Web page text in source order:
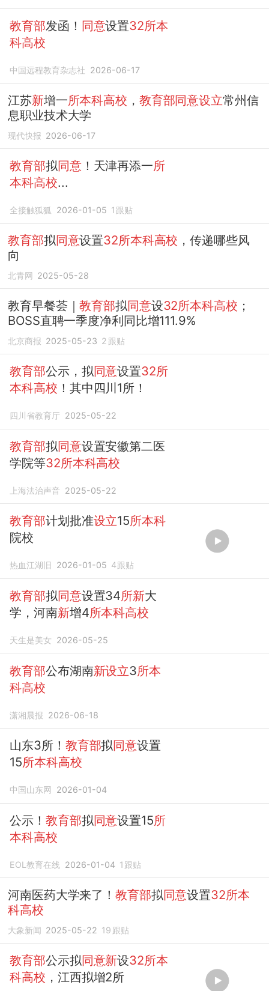
教育部发函！ 同意设置32所本
科高校
中国远程教育杂志社 2026-06-17
江苏新增一所本科高校 ， 教育部同意设立常州信
息职业技术大学
现代快报 2026-06-17
教育部拟同意！天津再添一所
本科高校...
全接触狐狐 2026-01-05 1 跟贴
教育部拟同意设置32所本科高校 ，传递哪些风
向
北青网 2025-05-28
教育早餐荟｜教育部拟同意设32所本科高校 ；
BOSS直聘一季度净利同比增111.9%
北京商报 2025-05-23 2 跟贴
教育部公示，拟同意设置32所
本科高校 ！其中四川1所！
四川省教育厅 2025-05-22
教育部拟同意设置安徽第二医
学院等32所本科高校
上海法治声音 2025-05-22
教育部计划批准设立15所本科
院校
热血江湖旧 2026-01-05 4跟贴
教育部拟同意设置34所新大
学，河南新增4所本科高校
天生是美女 2026-05-25
教育部公布湖南新设立3所本
科高校
潇湘晨报 2026-06-18
山东3所！ 教育部拟同意设置
15所本科高校
中国山东网 2026-01-04
公示！教育部拟同意设置15所
本科高校
EOL教育在线 2026-01-04 1 跟贴
河南医药大学来了！教育部拟同意设置32所本
科高校
大象新闻 2025-05-22 19 跟贴
教育部公示拟同意新设32所本
科高校 ，江西拟增2所